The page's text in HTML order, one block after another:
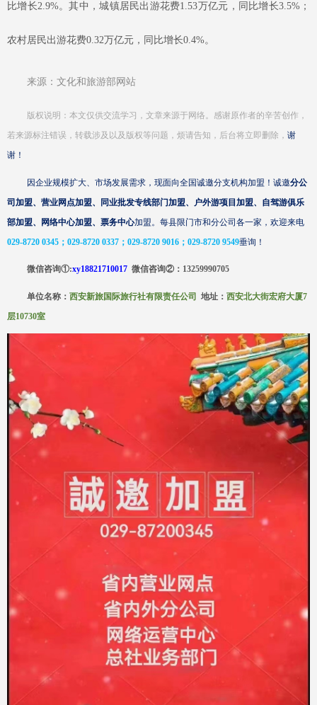
比增长2.9%。其中，城镇居民出游花费1.53万亿元，同比增长3.5%；
农村居民出游花费0.32万亿元，同比增长0.4%。
来源：文化和旅游部网站
版权说明：本文仅供交流学习，文章来源于网络。感谢原作者的辛苦创作，
若来源标注错误，转载涉及以及版权等问题，烦请告知，后台将立即删除， 谢
谢！
因企业规模扩大、市场发展需求，现面向全国诚邀分支机构加盟！诚邀分公
司加盟、营业网点加盟、同业批发专线部门加盟、户外游项目加盟、自驾游俱乐
部加盟、网络中心加盟、票务中心加盟。每县限门市和分公司各一家，欢迎来电
029-8720 0345；029-8720 0337；029-8720 9016；029-8720 9549垂询！
微信咨询①:xy18821710017微信咨询② ： 13259990705
单位名称：西安新旅国际旅行社有限责任公司 地址：西安北大街宏府大厦7
层10730室